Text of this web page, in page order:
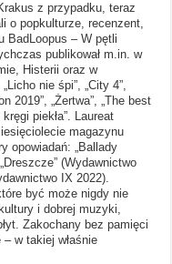
z przypadku, teraz
o popkulturze, recenzent,
BadLoopus – W pętli
publikował m.in. w
Histerii oraz w
nie śpi”, „City 4”,
2019”, „Żertwa”, „The best
piekła”. Laureat
magazynu
opowiadań: „Ballady
(Wydawnictwo
IX 2022).
być może nigdy nie
i dobrej muzyki,
Zakochany bez pamięci
w takiej właśnie